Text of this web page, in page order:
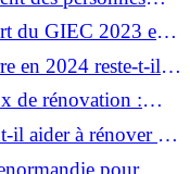
?
du GIEC 2023 et
en 2024 reste-t-il
de rénovation :
?
il aider à rénover et
pour